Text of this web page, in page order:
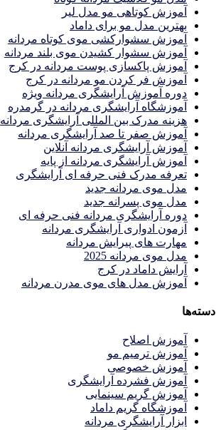
آموزش کوتاهی مو مدل لیر
بهترین مدل مو برای داماد
آموزش سشوارکشی موی کوتاه مردانه
آموزش سشوار کشیدن موی بلند مردانه
آموزش پاکسازی پوست مردانه در کرج
آموزش فر کردن مو مردانه در کرج
دوره آموزش آرایشگری مردانه ویژه
آموزشگاه آرایشگری مردانه در گرمدره
هزینه مدرک بین المللی آرایشگری مردانه
آموزش صفر تا صد آرایشگری مردانه
آموزش آرایشگری مردانه آنلاین
آموزش آرایشگری مردانه از پایه
تعرفه مدرک فنی حرفه ای آرایشگری
مدل موی مردانه جدید
مدل موی پسرانه جدید
دوره آرایشگری مردانه فنی حرفه ای
آزمون ادواری آرایشگری مردانه
مهارت های پیرایش مردانه
مدل موی مردانه 2025
آرایش داماد در کرج
آموزش مدل های موی مدرن مردانه
دسته‌ها
آموزش اصلاح
آموزش ترمیم مو
آموزش خصوصی
آموزش فشرده آرایشگری
آموزش گریم سینمایی
آموزشگاه گریم داماد
ابزار آرایشگری مردانه